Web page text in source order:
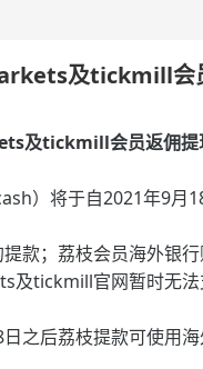
及tickmill会
及tickmill会员返佣提
）将于自2021年9月
款；荔枝会员海外银行
及tickmill官网暂时无法
之后荔枝提款可使用